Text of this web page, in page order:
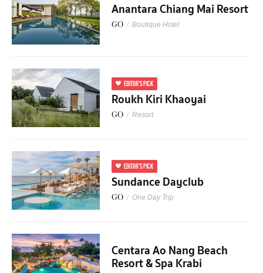
Anantara Chiang Mai Resort
GO / Boutique Hotel
EDITOR'S PICK
Roukh Kiri Khaoyai
GO / Resort
EDITOR'S PICK
Sundance Dayclub
GO / One Day Trip
Centara Ao Nang Beach
Resort & Spa Krabi